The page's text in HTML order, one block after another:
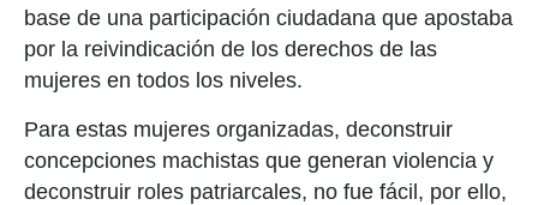
base de una participación ciudadana que apostaba
por la reivindicación de los derechos de las
mujeres en todos los niveles.
Para estas mujeres organizadas, deconstruir
concepciones machistas que generan violencia y
deconstruir roles patriarcales, no fue fácil, por ello,